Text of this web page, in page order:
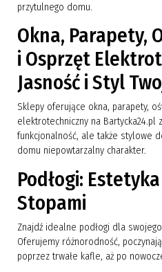
przytulnego domu.
Okna, Parapety,
i Osprzęt
Jasność i Styl
Sklepy oferujące okna, parapety,
elektrotechniczny na Bartycka24.pl
funkcjonalność, ale także stylowe
domu niepowtarzalny charakter.
Podłogi:
Stopami
Znajdź idealne podłogi dla
Oferujemy różnorodność,
poprzez trwałe kafle, aż po